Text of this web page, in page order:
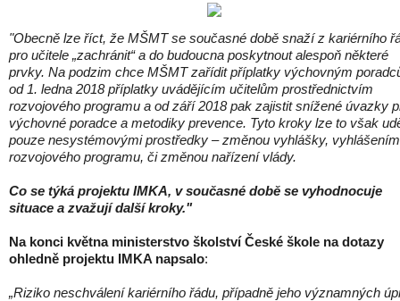
"Obecně lze říct, že MŠMT se současné době snaží z kariérního
pro učitele „zachránit“ a do budoucna poskytnout alespoň některé
prvky. Na podzim chce MŠMT zařídit příplatky výchovným
od 1. ledna 2018 příplatky uvádějícím učitelům prostřednictvím
rozvojového programu a od září 2018 pak zajistit snížené úvazky
výchovné poradce a metodiky prevence. Tyto kroky lze to však
pouze nesystémovými prostředky – změnou vyhlášky, vyhlášením
rozvojového programu, či změnou nařízení vlády.
Co se týká projektu IMKA, v současné době se vyhodnocuje
situace a zvažují další kroky."
Na konci května ministerstvo školství České škole na dotazy
ohledně projektu IMKA napsalo:
„Riziko neschválení kariérního řádu, případně jeho významných